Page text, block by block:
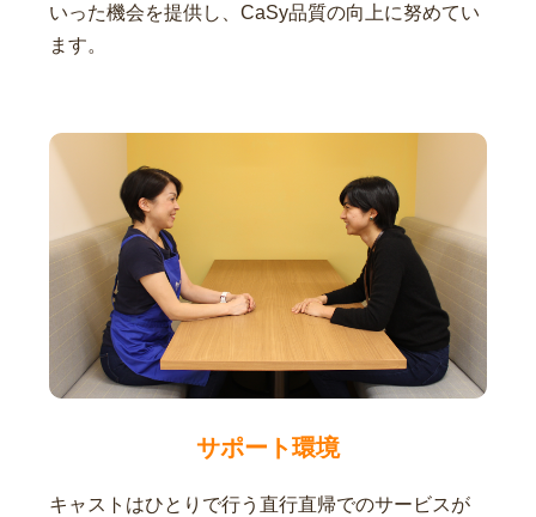
いった機会を提供し、CaSy品質の向上に努めてい
ます。
サポート環境
キャストはひとりで行う直行直帰でのサービスが